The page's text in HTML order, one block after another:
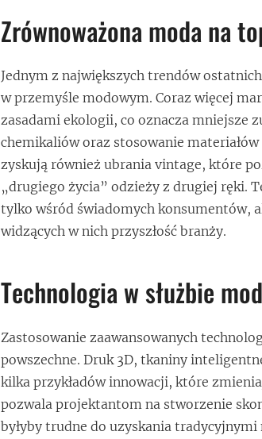
Zrównoważona moda na
Jednym z największych trendów
w przemyśle modowym. Coraz więcej
zasadami ekologii, co oznacza mniejsze
chemikaliów oraz stosowanie
zyskują również ubrania vintage, które
„drugiego życia” odzieży z drugiej ręki.
tylko wśród świadomych konsumentów,
widzących w nich przyszłość branży.
Technologia w służbie
Zastosowanie zaawansowanych
powszechne. Druk 3D, tkaniny
kilka przykładów innowacji, które
pozwala projektantom na stworzenie
byłyby trudne do uzyskania